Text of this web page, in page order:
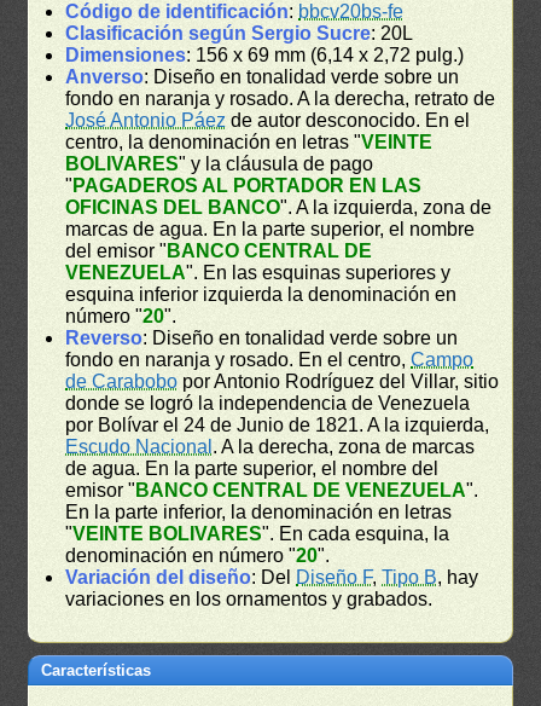
Código de identificación: bbcv20bs-fe
Clasificación según Sergio Sucre: 20L
Dimensiones: 156 x 69 mm (6,14 x 2,72 pulg.)
Anverso: Diseño en tonalidad verde sobre un
fondo en naranja y rosado. A la derecha, retrato de
José Antonio Páez de autor desconocido. En el
centro, la denominación en letras "VEINTE
BOLIVARES" y la cláusula de pago
" PAGADEROS AL PORTADOR EN LAS
OFICINAS DEL BANCO". A la izquierda, zona de
marcas de agua. En la parte superior, el nombre
del emisor " BANCO CENTRAL DE
VENEZUELA". En las esquinas superiores y
esquina inferior izquierda la denominación en
número "20".
Reverso: Diseño en tonalidad verde sobre un
fondo en naranja y rosado. En el centro,Campo
de Carabobo por Antonio Rodríguez del Villar, sitio
donde se logró la independencia de Venezuela
por Bolívar el 24 de Junio de 1821. A la izquierda,
Escudo Nacional . A la derecha, zona de marcas
de agua. En la parte superior, el nombre del
emisor " BANCO CENTRAL DE VENEZUELA".
En la parte inferior, la denominación en letras
"VEINTE BOLIVARES". En cada esquina, la
denominación en número "20".
Variación del diseño: Del Diseño F,Tipo B, hay
variaciones en los ornamentos y grabados.
Características